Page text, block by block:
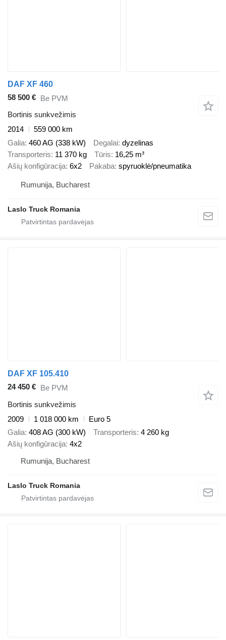
DAF XF 460
58 500 € Be PVM
Bortinis sunkvežimis
2014
559 000 km
Galia 460 AG (338 kW) Degalai dyzelinas
Transporteris 11 370 kg Tūris 16,25 m³
Ašių konfigūracija 6x2 Pakaba spyruoklė/pneumatika
Rumunija, Bucharest
Laslo Truck Romania
DAF XF 105.410
24 450 € Be PVM
Bortinis sunkvežimis
2009
1 018 000 km
Euro 5
Galia 408 AG (300 kW) Transporteris 4 260 kg
Ašių konfigūracija 4x2
Rumunija, Bucharest
Laslo Truck Romania